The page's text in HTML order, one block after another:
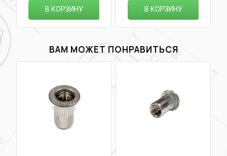
В КОРЗИНУ В КОРЗИНУ
ВАМ МОЖЕТ ПОНРАВИТЬСЯ